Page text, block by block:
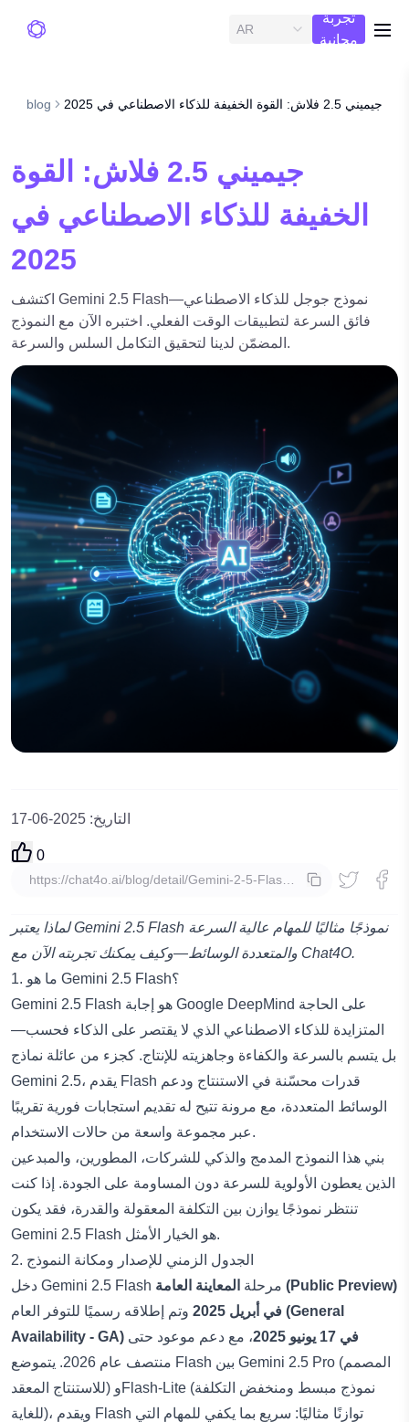
AR
تجربة
مجانية
blog جيميني 2.5 فلاش: القوة الخفيفة للذكاء الاصطناعي في 2025
جيميني 2.5 فلاش: القوة
الخفيفة للذكاء الاصطناعي في
2025
اكتشف Gemini 2.5 Flash—نموذج جوجل للذكاء الاصطناعي
فائق السرعة لتطبيقات الوقت الفعلي. اختبره الآن مع النموذج
المضمّن لدينا لتحقيق التكامل السلس والسرعة.
التاريخ:
2025-06-17
0
نسخ
لماذا يعتبر Gemini 2.5 Flash نموذجًا مثاليًا للمهام عالية السرعة
والمتعددة الوسائط—وكيف يمكنك تجربته الآن مع Chat4O.
1. ما هو Gemini 2.5 Flash؟
Gemini 2.5 Flash هو إجابة Google DeepMind على الحاجة
المتزايدة للذكاء الاصطناعي الذي لا يقتصر على الذكاء فحسب—
بل يتسم بالسرعة والكفاءة وجاهزيته للإنتاج. كجزء من عائلة نماذج
Gemini 2.5، يقدم Flash قدرات محسّنة في الاستنتاج ودعم
الوسائط المتعددة، مع مرونة تتيح له تقديم استجابات فورية تقريبًا
عبر مجموعة واسعة من حالات الاستخدام.
بني هذا النموذج المدمج والذكي للشركات، المطورين، والمبدعين
الذين يعطون الأولوية للسرعة دون المساومة على الجودة. إذا كنت
تنتظر نموذجًا يوازن بين التكلفة المعقولة والقدرة، فقد يكون
Gemini 2.5 Flash هو الخيار الأمثل.
2. الجدول الزمني للإصدار ومكانة النموذج
دخل Gemini 2.5 Flash مرحلة المعاينة العامة (Public Preview)
في أبريل 2025 (General
Availability - GA) في 17 يونيو 2025
، مع دعم موعود حتى
منتصف عام 2026. يتموضع Flash بين Gemini 2.5 Pro (المصمم
للاستنتاج المعقد) وFlash-Lite (نموذج مبسط ومنخفض التكلفة
للغاية)، ويقدم Flash توازنًا مثاليًا: سريع بما يكفي للمهام التي